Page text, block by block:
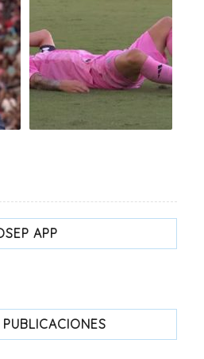
APP
PUBLICACIONES